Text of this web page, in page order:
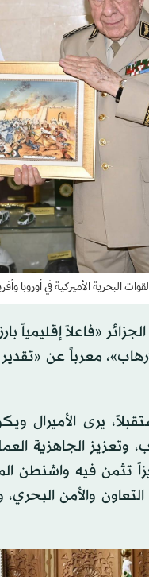
البحرية الأميركية في أوروبا
«فاعلاً إقليمياً
معرباً عن
يرى الأميرال
وتعزيز الجاهزية
مميزاً تثمن فيه
والأمن